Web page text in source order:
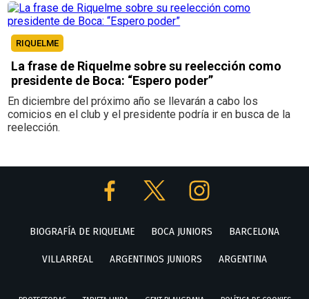
RIQUELME
La frase de Riquelme sobre su reelección como
presidente de Boca: “Espero poder”
En diciembre del próximo año se llevarán a cabo los
comicios en el club y el presidente podría ir en busca de la
reelección.
BIOGRAFÍA DE RIQUELME BOCA JUNIORS BARCELONA
VILLARREAL ARGENTINOS JUNIORS ARGENTINA